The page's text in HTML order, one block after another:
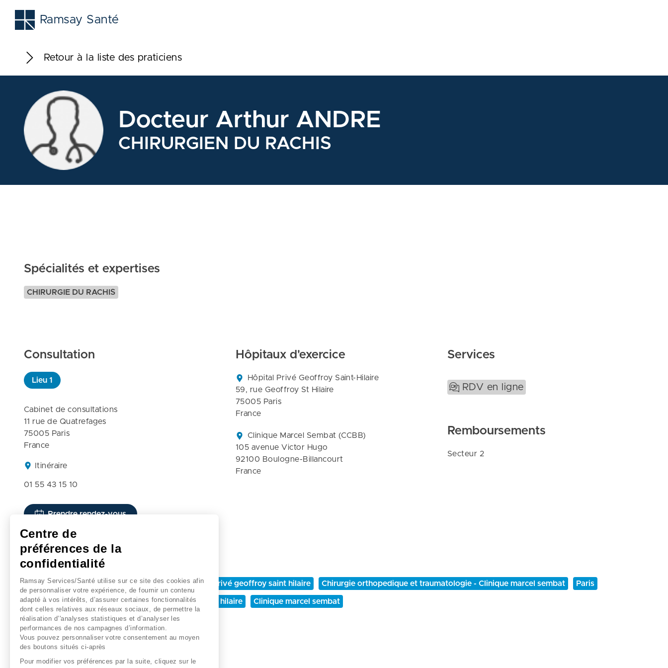
Ramsay Santé
Retour à la liste des praticiens
Docteur Arthur ANDRE
CHIRURGIEN DU RACHIS
Spécialités et expertises
CHIRURGIE DU RACHIS
Consultation
Lieu 1
Cabinet de consultations
11 rue de Quatrefages
75005 Paris
France
Itinéraire
01 55 43 15 10
Prendre rendez-vous
Hôpitaux d'exercice
Hôpital Privé Geoffroy Saint-Hilaire
59, rue Geoffroy St Hilaire
75005 Paris
France
Clinique Marcel Sembat (CCBB)
105 avenue Victor Hugo
92100 Boulogne-Billancourt
France
Services
RDV en ligne
Remboursements
Secteur 2
Recherches associées
Chirurgie orthopedique et traumatologie - Hôpital privé geoffroy saint hilaire Chirurgie orthopedique et traumatologie - Clinique marcel sembat Paris
Boulogne-billancourt Hôpital privé geoffroy saint hilaire Clinique marcel sembat
Centre de
préférences de la
confidentialité
Ramsay Services/Santé utilise sur ce site des cookies afin
de personnaliser votre expérience, de fournir un contenu
adapté à vos intérêts, d’assurer certaines fonctionnalités
dont celles relatives aux réseaux sociaux, de permettre la
réalisation d’'analyses statistiques et d’analyser les
performances de nos campagnes d’information.
Vous pouvez personnaliser votre consentement au moyen
des boutons situés ci-après
Pour modifier vos préférences par la suite, cliquez sur le